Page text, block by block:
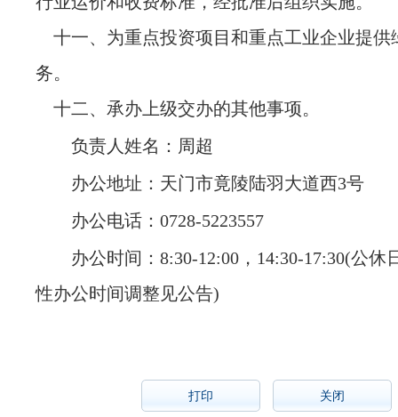
十一、为重点投资项目和重点工业企业提供
务。
十二、承办上级交办的其他事项。
负责人姓名：周超
办公地址：天门市竟陵陆羽大道西3号
办公电话：0728-5223557
办公时间： 8:30-12:00，14:30-17:30(公休
性办公时间调整见公告)
打印 关闭